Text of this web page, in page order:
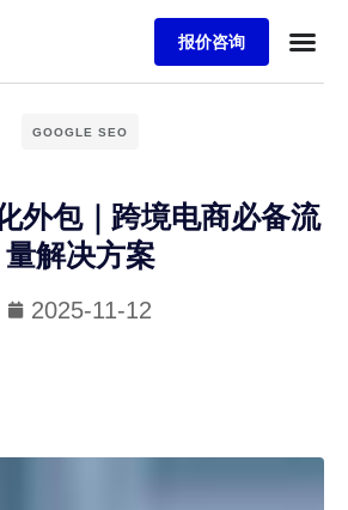
报价咨询
GOOGLE SEO
外包｜跨境电商必备流
量解决方案
2025-11-12